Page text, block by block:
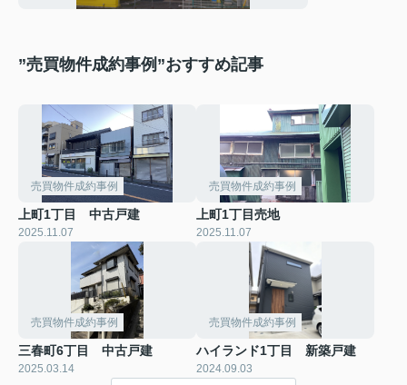
”売買物件成約事例”おすすめ記事
売買物件成約事例
上町1丁目 中古戸建
2025.11.07
売買物件成約事例
上町1丁目売地
2025.11.07
売買物件成約事例
三春町6丁目 中古戸建
2025.03.14
売買物件成約事例
ハイランド1丁目 新築戸建
2024.09.03